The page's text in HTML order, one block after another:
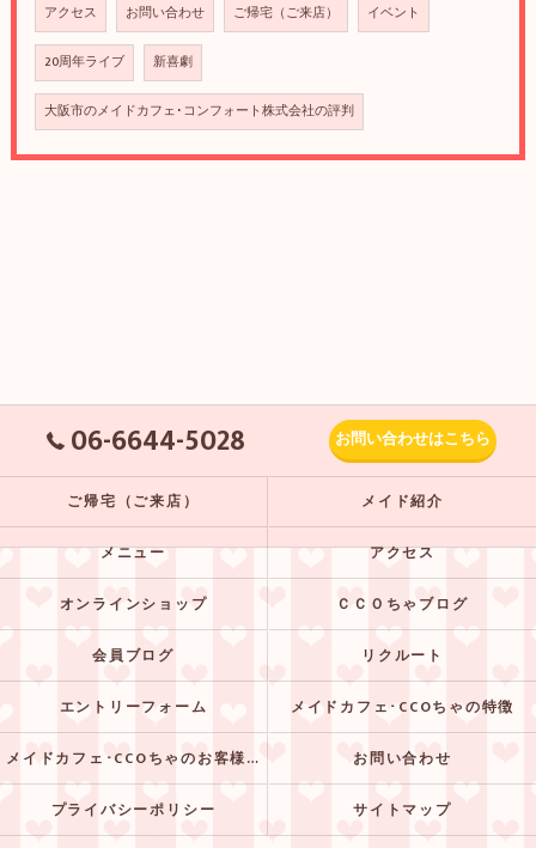
アクセス お問い合わせ ご帰宅（ご来店） イベント
20周年ライブ 新喜劇
大阪市のメイドカフェ･コンフォート株式会社の評判
06-6644-5028 お問い合わせはこちら
ご帰宅（ご来店） メイド紹介
メニュー アクセス
オンラインショップ ＣＣＯちゃブログ
会員ブログ リクルート
エントリーフォーム メイドカフェ･CCOちゃの特徴
メイドカフェ･CCOちゃのお客様の声 お問い合わせ
プライバシーポリシー サイトマップ